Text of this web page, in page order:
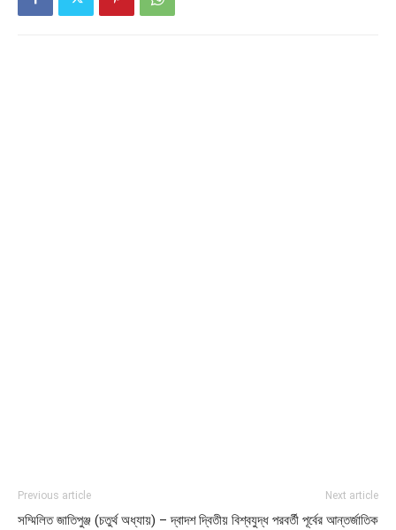
Previous article
সম্মিলিত জাতিপুঞ্জ (চতুর্থ অধ্যায়) – দ্বাদশ
Next article
দ্বিতীয় বিশ্বযুদ্ধ পরবর্তী পূর্বের আন্তর্জাতিক